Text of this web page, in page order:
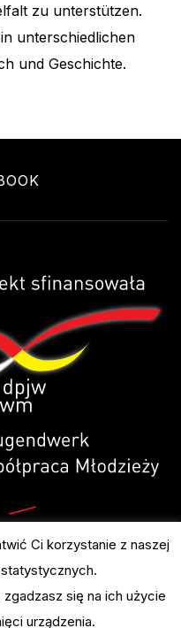
zu unterstützen.
unterschiedlichen
und Geschichte.
Ci korzystanie z naszej
się na ich użycie
urządzenia.